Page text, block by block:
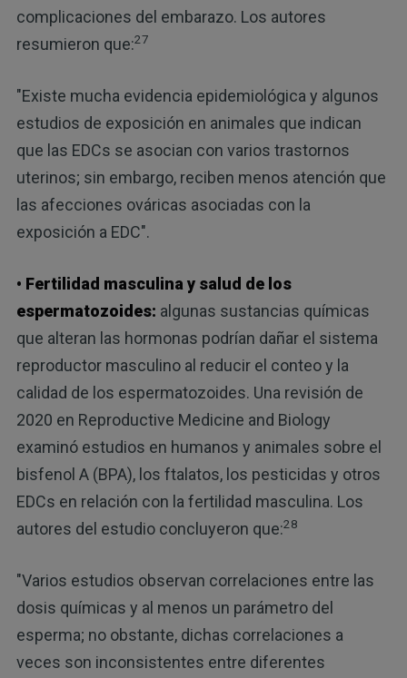
complicaciones del embarazo. Los autores
resumieron que:27
"Existe mucha evidencia epidemiológica y algunos
estudios de exposición en animales que indican
que las EDCs se asocian con varios trastornos
uterinos; sin embargo, reciben menos atención que
las afecciones ováricas asociadas con la
exposición a EDC".
• Fertilidad masculina y salud de los
espermatozoides: algunas sustancias químicas
que alteran las hormonas podrían dañar el sistema
reproductor masculino al reducir el conteo y la
calidad de los espermatozoides. Una revisión de
2020 en Reproductive Medicine and Biology
examinó estudios en humanos y animales sobre el
bisfenol A (BPA), los ftalatos, los pesticidas y otros
EDCs en relación con la fertilidad masculina. Los
autores del estudio concluyeron que:28
"Varios estudios observan correlaciones entre las
dosis químicas y al menos un parámetro del
esperma; no obstante, dichas correlaciones a
veces son inconsistentes entre diferentes